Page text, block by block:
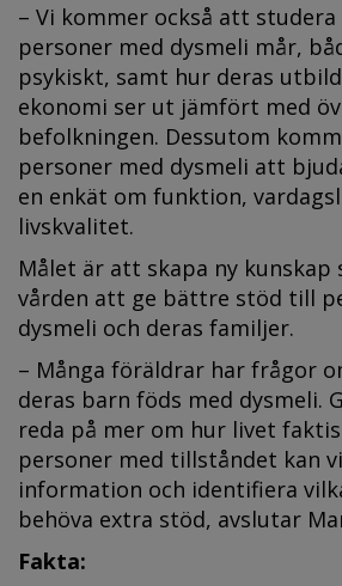
– Vi kommer också att studera
personer med dysmeli mår,
psykiskt, samt hur deras
ekonomi ser ut jämfört med
befolkningen. Dessutom
personer med dysmeli att
en enkät om funktion,
livskvalitet.
Målet är att skapa ny kunskap
vården att ge bättre stöd till
dysmeli och deras familjer.
– Många föräldrar har frågor
deras barn föds med dysmeli.
reda på mer om hur livet
personer med tillståndet kan
information och identifiera
behöva extra stöd, avslutar
Fakta: